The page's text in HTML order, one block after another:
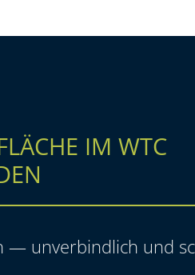
IM WTC
— unverbindlich und